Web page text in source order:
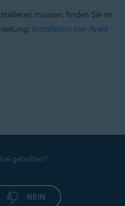
müssen, finden Sie im
Installation von Avast
geholfen?
NEIN